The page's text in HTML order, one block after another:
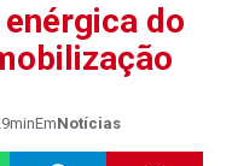
do
EmNotícias